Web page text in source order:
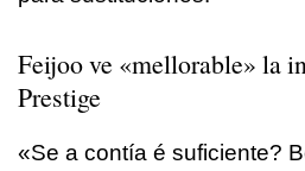
Feijoo ve «mellorable» la
Prestige
«Se a contía é suficiente?